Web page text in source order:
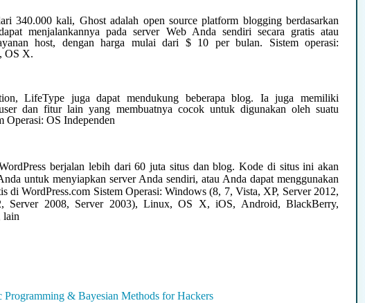
340.000 kali, Ghost adalah open source platform blogging berdasarkan
menjalankannya pada server Web Anda sendiri secara gratis atau
host, dengan harga mulai dari $ 10 per bulan. Sistem operasi:
OS X.
LifeType juga dapat mendukung beberapa blog. Ia juga memiliki
dan fitur lain yang membuatnya cocok untuk digunakan oleh suatu
Operasi: OS Independen
berjalan lebih dari 60 juta situs dan blog. Kode di situs ini akan
untuk menyiapkan server Anda sendiri, atau Anda dapat menggunakan
di WordPress.com Sistem Operasi: Windows (8, 7, Vista, XP, Server 2012,
Server 2008, Server 2003), Linux, OS X, iOS, Android, BlackBerry,
lain
Programming & Bayesian Methods for Hackers